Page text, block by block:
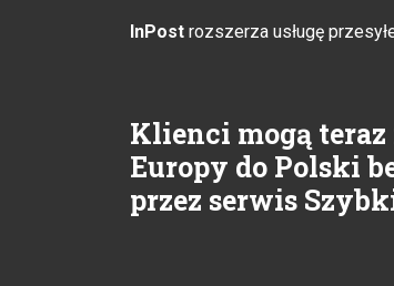
InPost rozszerza usługę
Klienci mogą
Europy do Polski
przez serwis